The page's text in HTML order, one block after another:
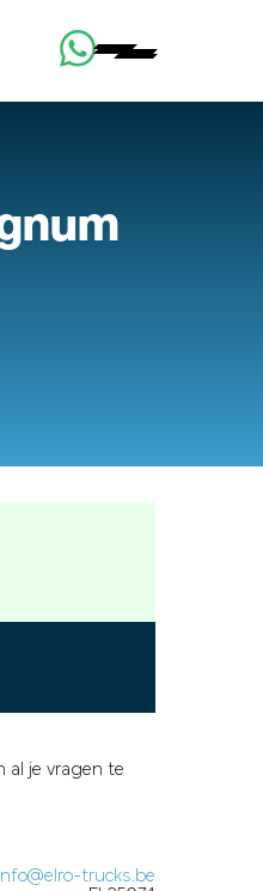
al je vragen te
trucks.be